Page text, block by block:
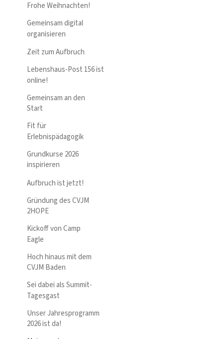
Frohe Weihnachten!
Gemeinsam digital
organisieren
Zeit zum Aufbruch
Lebenshaus-Post 156 ist
online!
Gemeinsam an den
Start
Fit für
Erlebnispädagogik
Grundkurse 2026
inspirieren
Aufbruch ist jetzt!
Gründung des CVJM
2HOPE
Kickoff von Camp
Eagle
Hoch hinaus mit dem
CVJM Baden
Sei dabei als Summit-
Tagesgast
Unser Jahresprogramm
2026 ist da!